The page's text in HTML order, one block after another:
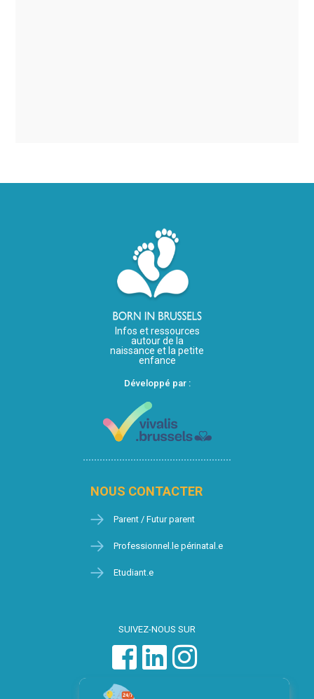
Infos et ressources
autour de la
naissance et la petite
enfance
Développé par :
NOUS CONTACTER
Parent / Futur parent
Professionnel.le périnatal.e
Etudiant.e
SUIVEZ-NOUS SUR